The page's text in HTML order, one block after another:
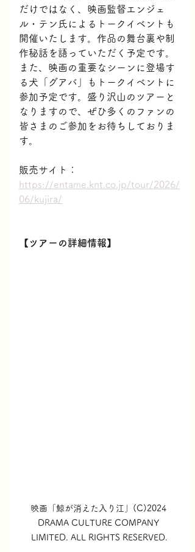
だけではなく、映画監督エンジェ
ル・テン氏によるトークイベントも
開催いたします。作品の舞台裏や制
作秘話を語っていただく予定です。
また、映画の重要なシーンに登場す
る犬「グアバ」もトークイベントに
参加予定です。盛り沢山のツアーと
なりますので、ぜひ多くのファンの
皆さまのご参加をお待ちしておりま
す。
販売サイト：
https://entame.knt.co.jp/tour/2026/
06/kujira/
【ツアーの詳細情報】
映画「鯨が消えた入り江」(C)2024
DRAMA CULTURE COMPANY
LIMITED. ALL RIGHTS RESERVED.